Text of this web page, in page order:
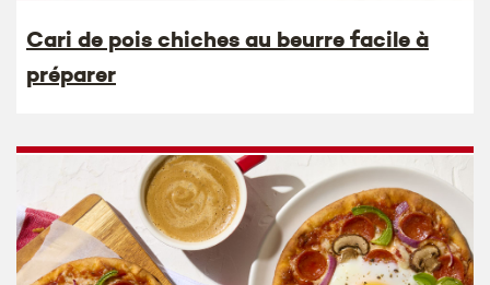
Cari de pois chiches au beurre facile à
préparer